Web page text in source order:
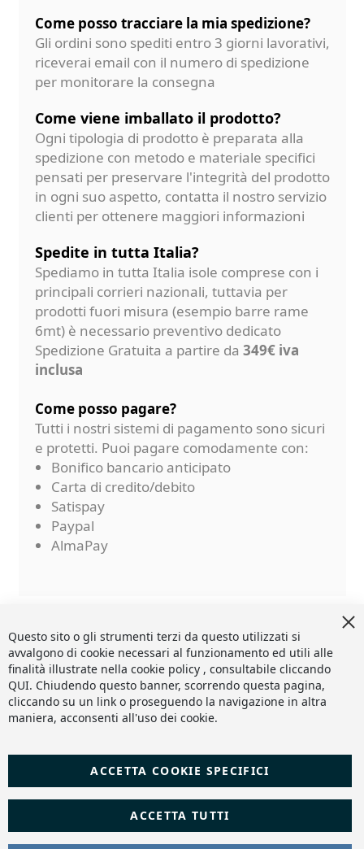
Come posso tracciare la mia spedizione?
Gli ordini sono spediti entro 3 giorni lavorativi,
riceverai email con il numero di spedizione
per monitorare la consegna
Come viene imballato il prodotto?
Ogni tipologia di prodotto è preparata alla
spedizione con metodo e materiale specifici
pensati per preservare l'integrità del prodotto
in ogni suo aspetto, contatta il nostro servizio
clienti per ottenere maggiori informazioni
Spedite in tutta Italia?
Spediamo in tutta Italia isole comprese con i
principali corrieri nazionali, tuttavia per
prodotti fuori misura (esempio barre rame
6mt) è necessario preventivo dedicato
Spedizione Gratuita a partire da 349€ iva
inclusa
Come posso pagare?
Tutti i nostri sistemi di pagamento sono sicuri
e protetti. Puoi pagare comodamente con:
Bonifico bancario anticipato
Carta di credito/debito
Satispay
Paypal
AlmaPay
Questo sito o gli strumenti terzi da questo utilizzati si
avvalgono di cookie necessari al funzionamento ed utili alle
finalità illustrate nella cookie policy , consultabile cliccando
QUI. Chiudendo questo banner, scorrendo questa pagina,
cliccando su un link o proseguendo la navigazione in altra
maniera, acconsenti all'uso dei cookie.
ACCETTA TUTTI
ACCETTA COOKIE SPECIFICI